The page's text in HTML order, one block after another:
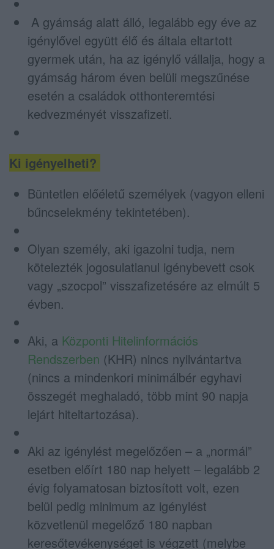
A gyámság alatt álló, legalább egy éve az
igénylővel együtt élő és általa eltartott
gyermek után, ha az igénylő vállalja, hogy a
gyámság három éven belüli megszűnése
esetén a családok otthonteremtési
kedvezményét visszafizeti.
Ki igényelheti?
Büntetlen előéletű személyek (vagyon elleni
bűncselekmény tekintetében).
Olyan személy, aki igazolni tudja, nem
kötelezték jogosulatlanul igénybevett csok
vagy „szocpol” visszafizetésére az elmúlt 5
évben.
Aki, a Központi Hitelinformációs
Rendszerben (KHR) nincs nyilvántartva
(nincs a mindenkori minimálbér egyhavi
összegét meghaladó, több mint 90 napja
lejárt hiteltartozása).
Aki az igénylést megelőzően – a „normál”
esetben előírt 180 nap helyett – legalább 2
évig folyamatosan biztosított volt, ezen
belül pedig minimum az igénylést
közvetlenül megelőző 180 napban
keresőtevékenységet is végzett (melybe